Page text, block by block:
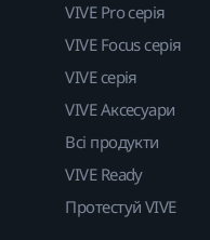
VIVE Pro серія
VIVE Focus серія
VIVE серія
VIVE Аксесуари
Всі продукти
VIVE Ready
Протестуй VIVE